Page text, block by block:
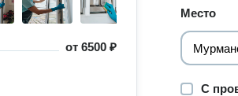
от6500 ₽
Место
С